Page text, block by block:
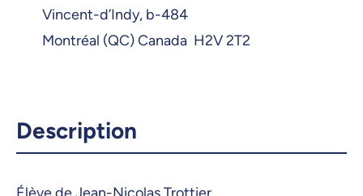
Vincent-d’Indy, b-484
Montréal (QC) Canada H2V 2T2
Description